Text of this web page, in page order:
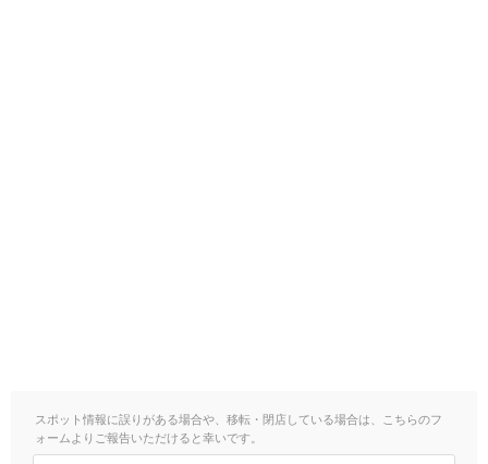
スポット情報に誤りがある場合や、移転・閉店している場合は、こちらのフ
ォームよりご報告いただけると幸いです。